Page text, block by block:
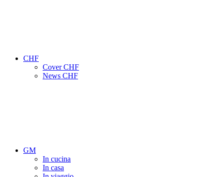
CHF
Cover CHF
News CHF
GM
In cucina
In casa